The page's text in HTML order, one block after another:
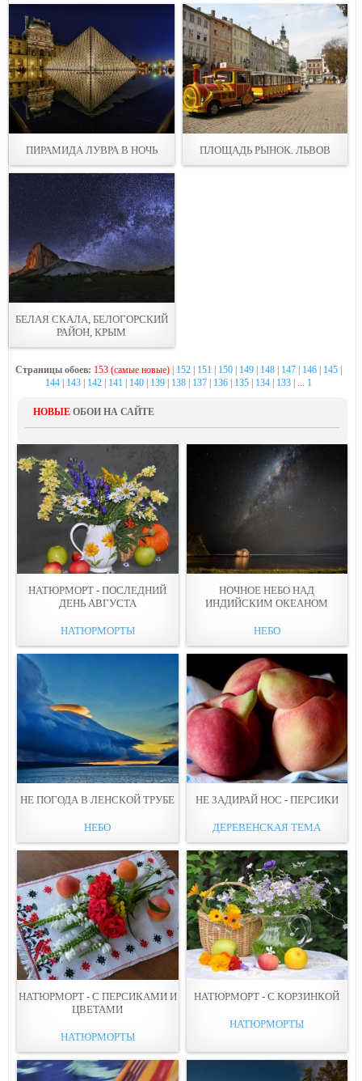
ПИРАМИДА ЛУВРА В НОЧЬ ПЛОЩАДЬ РЫНОК. ЛЬВОВ
БЕЛАЯ СКАЛА, БЕЛОГОРСКИЙ
РАЙОН, КРЫМ
Страницы обоев: 153 (самые новые)| 152| 151 150| 149| 148| 147| 146| 145|
144| 143| 142| 141 140| 139| 138| 137| 136| 135| 134| 133| ... 1
НОВЫЕ ОБОИ НА САЙТЕ
НАТЮРМОРТ - ПОСЛЕДНИЙ
ДЕНЬ АВГУСТА
НАТЮРМОРТЫ
НОЧНОЕ НЕБО НАД
ИНДИЙСКИМ ОКЕАНОМ
НЕБО
НЕ ПОГОДА В ЛЕНСКОЙ ТРУБЕ
НЕБО
НЕ ЗАДИРАЙ НОС - ПЕРСИКИ
ДЕРЕВЕНСКАЯ ТЕМА
НАТЮРМОРТ - С ПЕРСИКАМИ И
ЦВЕТАМИ
НАТЮРМОРТЫ
НАТЮРМОРТ - С КОРЗИНКОЙ
НАТЮРМОРТЫ